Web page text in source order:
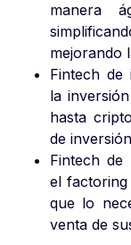
manera
mejorando
Fintech de
la
hasta
de
Fintech de
el factoring
que lo
venta de